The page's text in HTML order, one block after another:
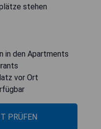
stehen
in den Apartments
vor Ort
PRÜFEN